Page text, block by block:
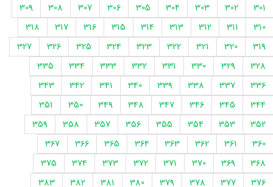
301
302
303
304
305
306
307
308
309
310
311
312
313
314
315
316
317
318
319
320
321
322
323
324
325
326
327
328
329
330
331
332
333
334
335
336
337
338
339
340
341
342
343
344
345
346
347
348
349
350
351
352
353
354
355
356
357
358
359
360
361
362
363
364
365
366
367
368
369
370
371
372
373
374
375
376
377
378
379
380
381
382
383